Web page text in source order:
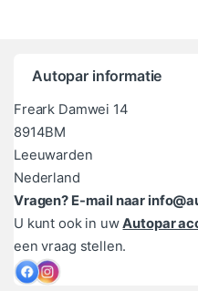
Autopar informatie
Freark Damwei 14
8914BM
Leeuwarden
Nederland
Vragen? E-mail naar
U kunt ook in uwAutopar
een vraag stellen.